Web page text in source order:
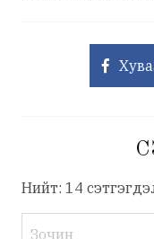
Нийт: 14